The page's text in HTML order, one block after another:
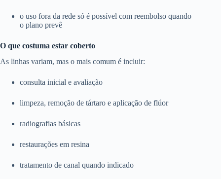
o uso fora da rede só é possível com reembolso quando
o plano prevê
O que costuma estar coberto
As linhas variam, mas o mais comum é incluir:
consulta inicial e avaliação
limpeza, remoção de tártaro e aplicação de flúor
radiografias básicas
restaurações em resina
tratamento de canal quando indicado